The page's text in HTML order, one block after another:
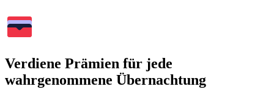
Verdiene Prämien für jede
wahrgenommene Übernachtung